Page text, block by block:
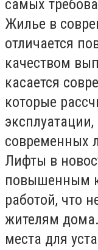
самых
Жилье в
отличается
качеством
касается
которые
современных
Лифты в
повышенным
работой, что
жителям
места для